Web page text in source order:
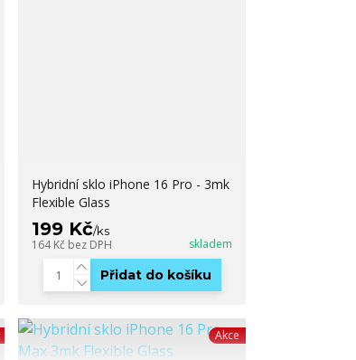
Hybridní sklo iPhone 16 Pro - 3mk
Flexible Glass
199 Kč/ks
164 Kč bez DPH skladem
Přidat do košíku
Akce